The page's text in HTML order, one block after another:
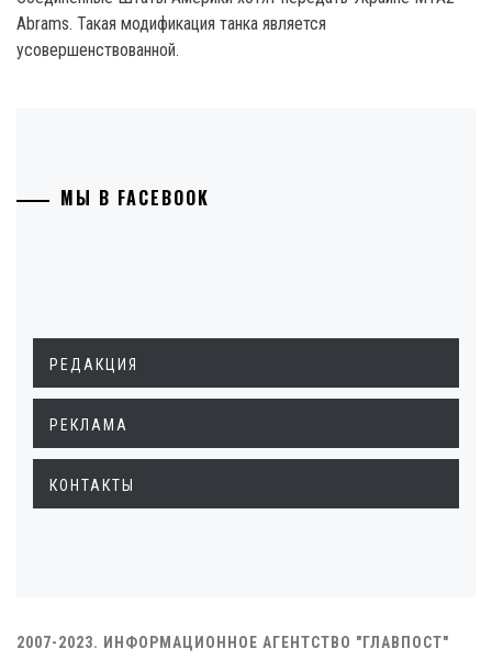
Abrams. Такая модификация танка является
усовершенствованной.
МЫ В FACEBOOK
РЕДАКЦИЯ
РЕКЛАМА
КОНТАКТЫ
2007-2023. ИНФОРМАЦИОННОЕ АГЕНТСТВО "ГЛАВПОСТ"